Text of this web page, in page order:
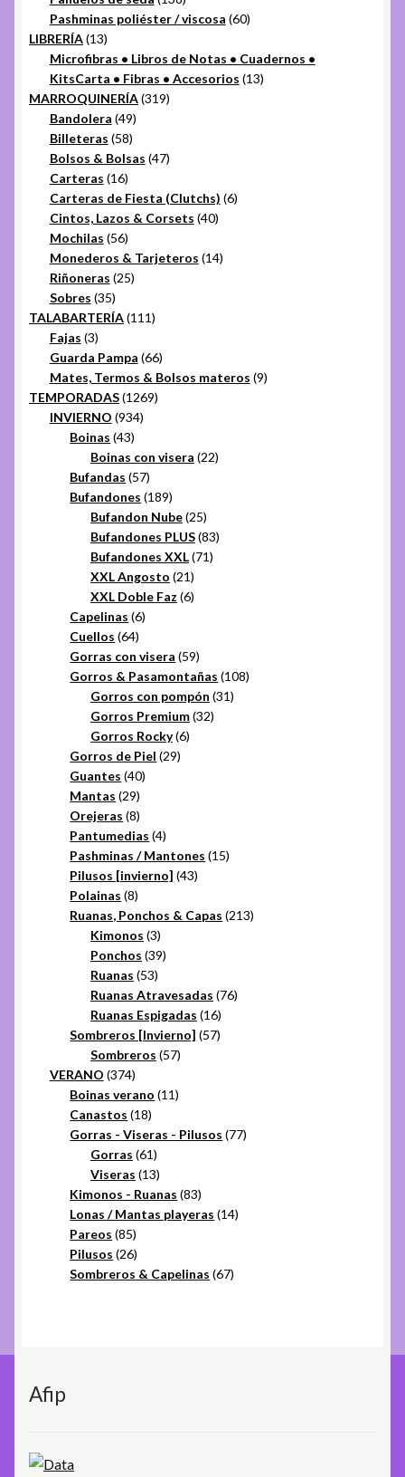
productos
Pashminas poliéster / viscosa 6060
LIBRERÍA 1313
productos
Microfibras • Libros de Notas • Cuadernos •
KitsCarta • Fibras • Accesorios 1313
MARROQUINERÍA 319319
Bandolera 4949
productos
Billeteras 5858
productos
Bolsos & Bolsas 4747
Carteras 1616
productos
Carteras de Fiesta (Clutchs) 66
Cintos, Lazos & Corsets 4040
Mochilas 5656
productos
Monederos & Tarjeteros 1414
Riñoneras 2525
Sobres 3535
productos
TALABARTERÍA 111111
Fajas 33
productos
Guarda Pampa 6666
productos
Mates, Termos & Bolsos materos 99
TEMPORADAS 12691269
INVIERNO 934934
Boinas 4343
productos
Boinas con visera 2222
Bufandas 5757
productos
Bufandones 189189
productos
Bufandon Nube 2525
productos
Bufandones PLUS 8383
Bufandones XXL 7171
XXL Angosto 2121
productos
XXL Doble Faz 66
Capelinas 66
Cuellos 6464
productos
Gorras con visera 5959
productos
Gorros & Pasamontañas 108108
Gorros con pompón 3131
Gorros Premium 3232
Gorros Rocky 66
Gorros de Piel 2929
Guantes 4040
Mantas 2929
productos
Orejeras 88
productos
Pantumedias 44
productos
Pashminas / Mantones 1515
Pilusos [invierno] 4343
Polainas 88
productos
Ruanas, Ponchos & Capas 213213
Kimonos 33
productos
Ponchos 3939
Ruanas 5353
productos
Ruanas Atravesadas 7676
Ruanas Espigadas 1616
productos
Sombreros [Invierno] 5757
Sombreros 5757
VERANO 374374
productos
Boinas verano 1111
Canastos 1818
productos
Gorras - Viseras - Pilusos 7777
Gorras 6161
productos
Viseras 1313
productos
Kimonos - Ruanas 8383
productos
Lonas / Mantas playeras 1414
Pareos 8585
productos
Pilusos 2626
productos
Sombreros & Capelinas 6767
Afip